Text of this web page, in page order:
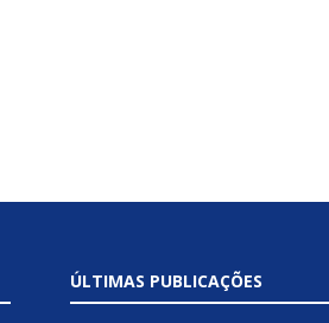
ÚLTIMAS PUBLICAÇÕES